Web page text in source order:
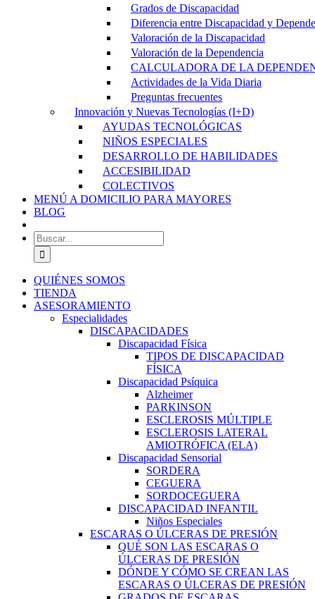
Grados de Discapacidad
Diferencia entre Discapacidad y
Valoración de la Discapacidad
Valoración de la Dependencia
CALCULADORA DE LA
Actividades de la Vida Diaria
Preguntas frecuentes
Innovación y Nuevas Tecnologías (I+D)
AYUDAS TECNOLÓGICAS
NIÑOS ESPECIALES
DESARROLLO DE HABILIDADES
ACCESIBILIDAD
COLECTIVOS
MENÚ A DOMICILIO PARA MAYORES
BLOG
Buscar:
QUIÉNES SOMOS
TIENDA
ASESORAMIENTO
Especialidades
DISCAPACIDADES
Discapacidad Física
TIPOS DE DISCAPACIDAD
FÍSICA
Discapacidad Psíquica
Alzheimer
PARKINSON
ESCLEROSIS MÚLTIPLE
ESCLEROSIS LATERAL
AMIOTRÓFICA (ELA)
Discapacidad Sensorial
SORDERA
CEGUERA
SORDOCEGUERA
DISCAPACIDAD INFANTIL
Niños Especiales
ESCARAS O ÚLCERAS DE PRESIÓN
QUÉ SON LAS ESCARAS O
ÚLCERAS DE PRESIÓN
DÓNDE Y CÓMO SE CREAN LAS
ESCARAS O ÚLCERAS DE PRESIÓN